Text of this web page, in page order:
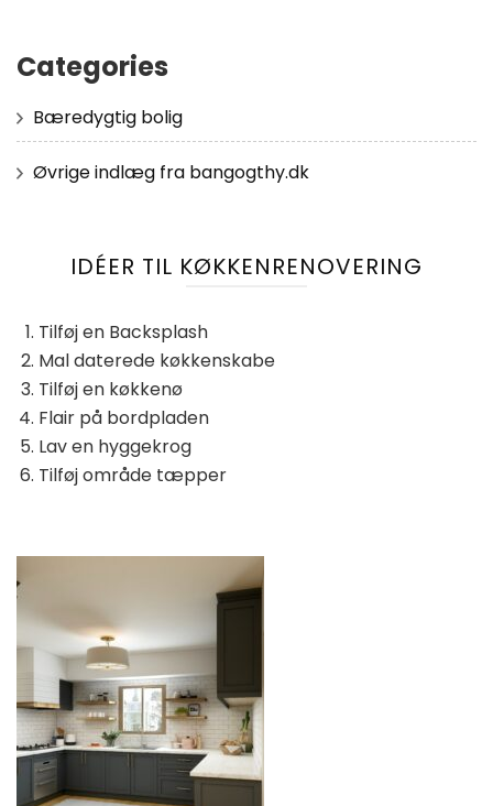
Categories
Bæredygtig bolig
Øvrige indlæg fra bangogthy.dk
IDÉER TIL KØKKENRENOVERING
Tilføj en Backsplash
Mal daterede køkkenskabe
Tilføj en køkkenø
Flair på bordpladen
Lav en hyggekrog
Tilføj område tæpper